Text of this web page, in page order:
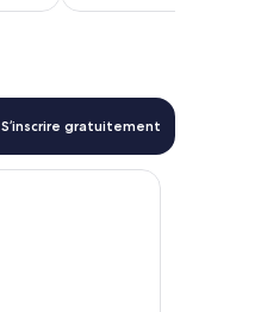
S’inscrire gratuitement